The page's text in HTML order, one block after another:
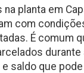
planta em
com
É comum
durante
saldo que